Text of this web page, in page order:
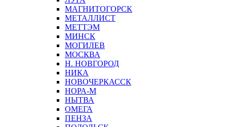
МАГНИТОГОРСК
МЕТАЛЛИСТ
МЕТТЭМ
МИНСК
МОГИЛЕВ
МОСКВА
Н. НОВГОРОД
НИКА
НОВОЧЕРКАССК
НОРА-М
НЫТВА
ОМЕГА
ПЕНЗА